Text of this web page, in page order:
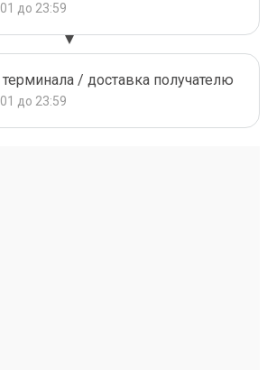
до 23:59
/ доставка получателю
до 23:59